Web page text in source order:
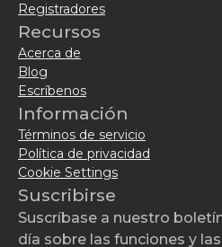
Registradores
Recursos
Acerca de
Blog
Escríbenos
Información
Términos de servicio
Política de privacidad
Cookie Settings
Suscribirse
Suscríbase a nuestro
día sobre las funciones y